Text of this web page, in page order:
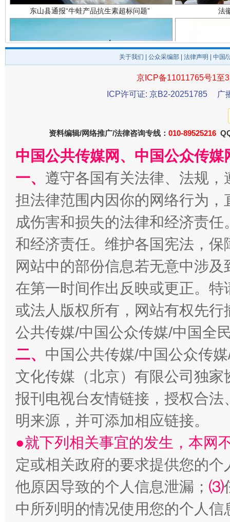
千年窑火 生生不息
揭开“小金库”的免责幌子
受贿1.44亿！段成刚被判无期 从幼
全民健身五年计划来了！等你上场
关于我们 公众采编部 法律声明 | 中国
京ICP备11011765号1至
ICP许可证: 京B2-20251785
广
资料编辑/网络推广/法律咨询专线： 010-89525216
中国公共传媒网、中国公众传
一、 遵守各国有关法律、法规
担法律范围内因你的网络行为
成伤害和损失的法律和经济责
和经济责任。维护各国宪法，
网站中的部份信息若无意中涉
在第一时间作出反映或更正。
或法人版权所有，网站有权先
公共传媒/中国公众传媒/中国全
二、 中国公共传媒/中国公众传
文化传媒（北京）有限公司独
报刊电视台友情链接，授权合
明来源，并可添加相应链接。
●就下列相关事宜的发生，本网
定或相关政府的要求提供您的个
他原因导致的个人信息泄漏； ⑶
中所列明的情况使用您的个人